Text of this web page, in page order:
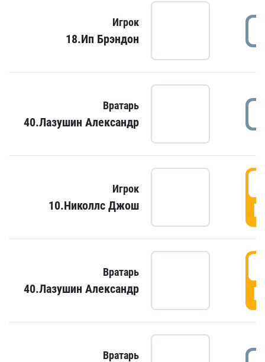
Игрок
18.Ип Брэндон
Вратарь
40.Лазушин Александр
Игрок
10.Николлс Джош
Вратарь
40.Лазушин Александр
Вратарь